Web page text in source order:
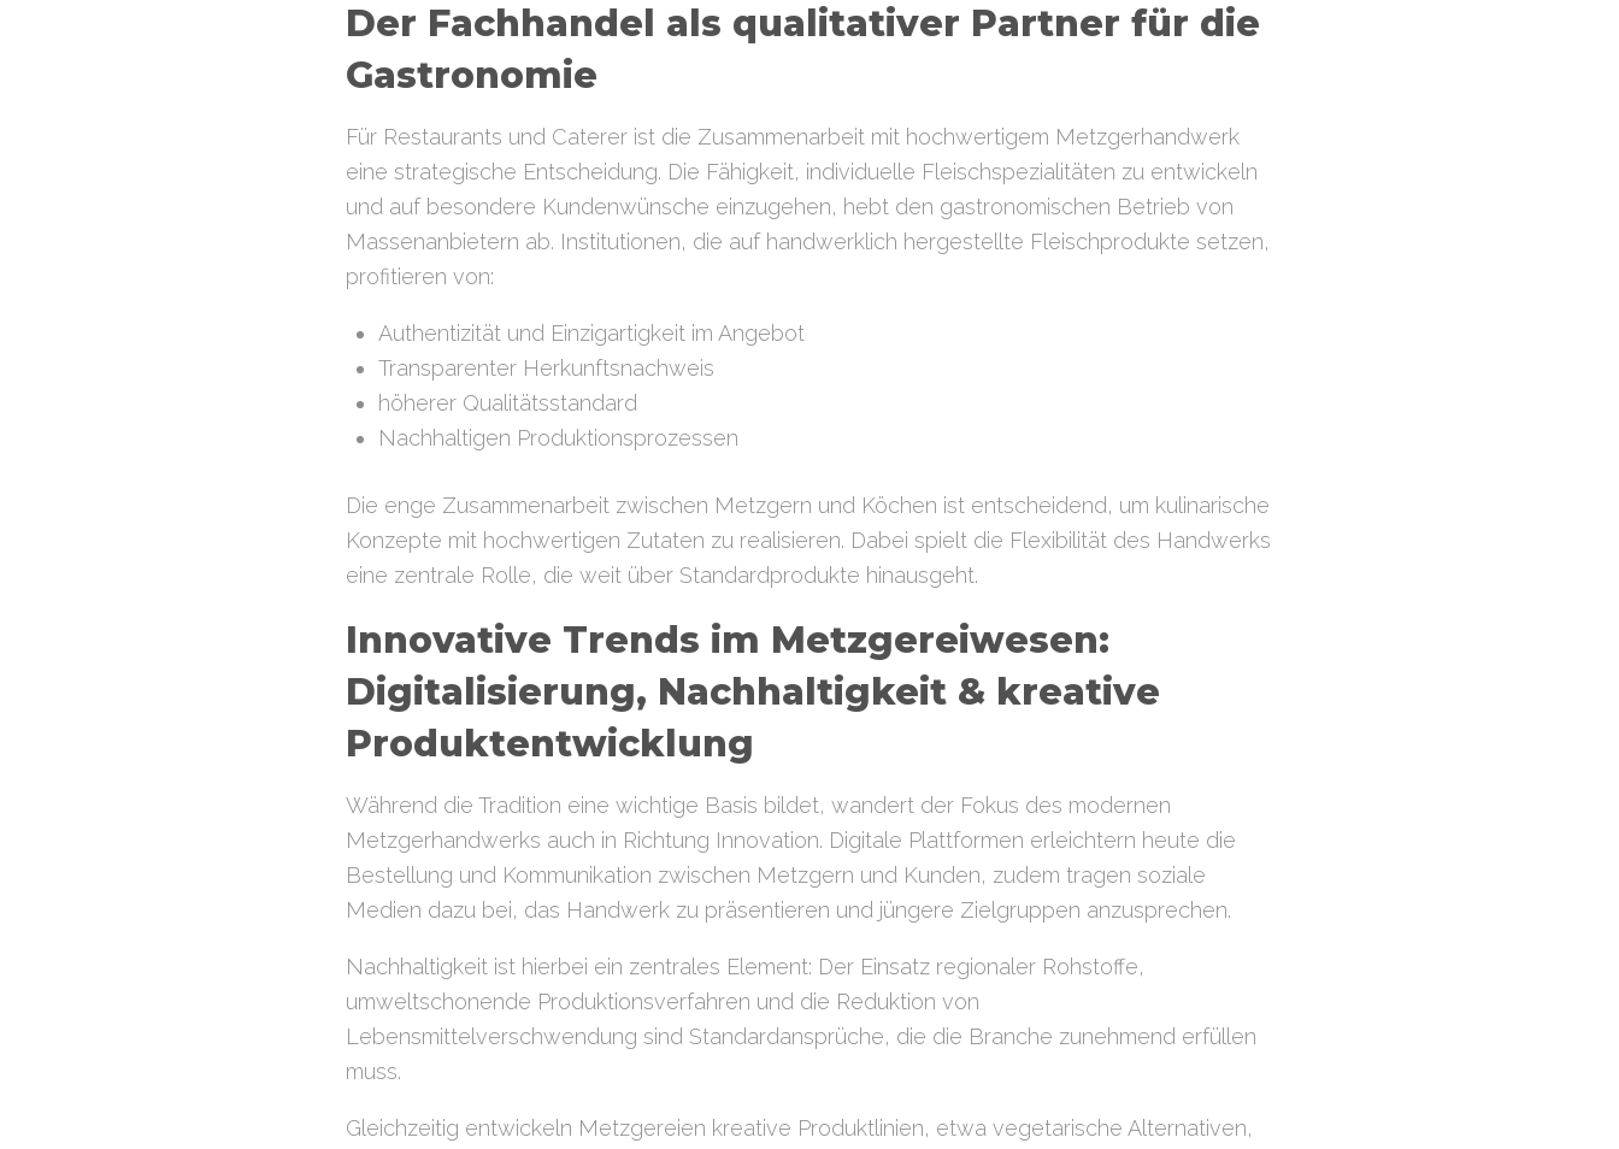
Der Fachhandel als qualitativer Partner für die
Gastronomie
Für Restaurants und Caterer ist die Zusammenarbeit mit hochwertigem Metzgerhandwerk
eine strategische Entscheidung. Die Fähigkeit, individuelle Fleischspezialitäten zu entwickeln
und auf besondere Kundenwünsche einzugehen, hebt den gastronomischen Betrieb von
Massenanbietern ab. Institutionen, die auf handwerklich hergestellte Fleischprodukte setzen,
profitieren von:
Authentizität und Einzigartigkeit im Angebot
Transparenter Herkunftsnachweis
höherer Qualitätsstandard
Nachhaltigen Produktionsprozessen
Die enge Zusammenarbeit zwischen Metzgern und Köchen ist entscheidend, um kulinarische
Konzepte mit hochwertigen Zutaten zu realisieren. Dabei spielt die Flexibilität des Handwerks
eine zentrale Rolle, die weit über Standardprodukte hinausgeht.
Innovative Trends im Metzgereiwesen:
Digitalisierung, Nachhaltigkeit & kreative
Produktentwicklung
Während die Tradition eine wichtige Basis bildet, wandert der Fokus des modernen
Metzgerhandwerks auch in Richtung Innovation. Digitale Plattformen erleichtern heute die
Bestellung und Kommunikation zwischen Metzgern und Kunden, zudem tragen soziale
Medien dazu bei, das Handwerk zu präsentieren und jüngere Zielgruppen anzusprechen.
Nachhaltigkeit ist hierbei ein zentrales Element: Der Einsatz regionaler Rohstoffe,
umweltschonende Produktionsverfahren und die Reduktion von
Lebensmittelverschwendung sind Standardansprüche, die die Branche zunehmend erfüllen
muss.
Gleichzeitig entwickeln Metzgereien kreative Produktlinien, etwa vegetarische Alternativen,